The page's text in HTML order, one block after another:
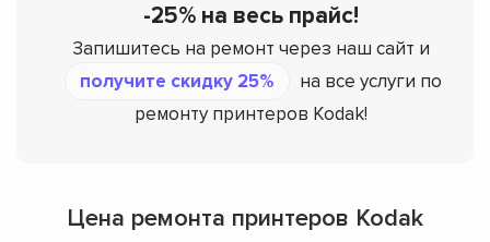
-25% на весь прайс!
Запишитесь на ремонт через наш сайт и
получите скидку 25%
на все услуги по
ремонту принтеров Kodak!
Цена ремонта принтеров Kodak